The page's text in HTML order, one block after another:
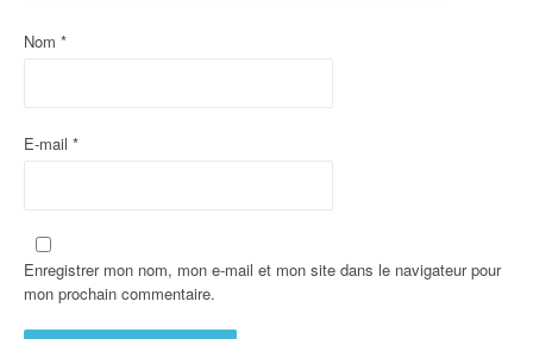
Nom *
E-mail *
Enregistrer mon nom, mon e-mail et mon site dans le navigateur pour
mon prochain commentaire.